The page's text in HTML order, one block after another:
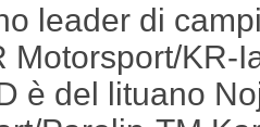
leader di
Motorsport/KR-
è del lituano